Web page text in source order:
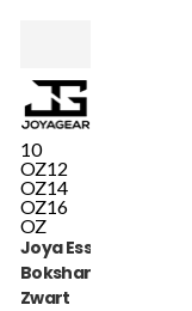
10
OZ12
OZ14
OZ16
OZ
Joya Essential
Bokshandschoenen
Zwart